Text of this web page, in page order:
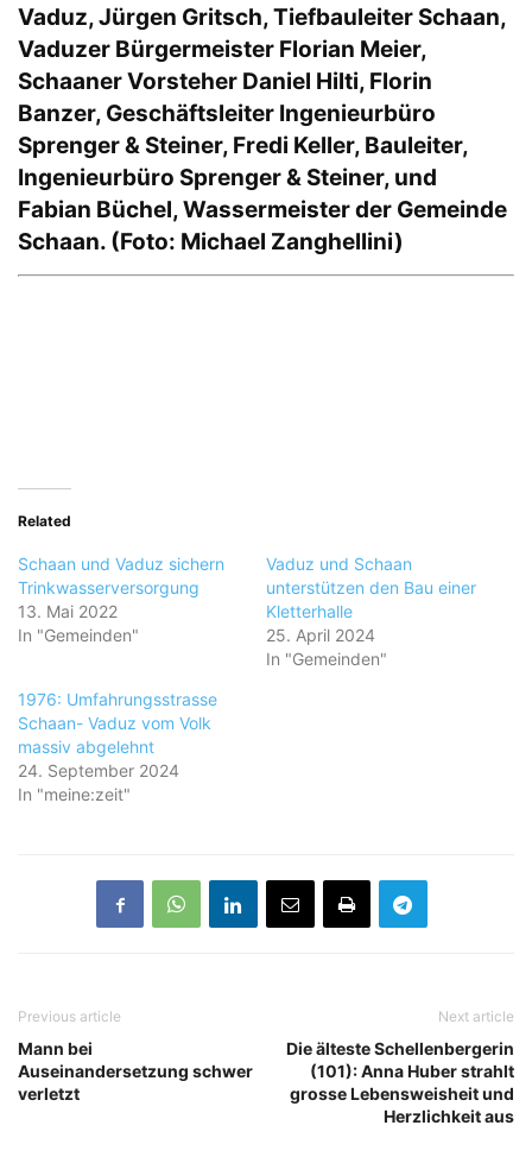
Vaduz, Jürgen Gritsch, Tiefbauleiter Schaan,
Vaduzer Bürgermeister Florian Meier,
Schaaner Vorsteher Daniel Hilti, Florin
Banzer, Geschäftsleiter Ingenieurbüro
Sprenger & Steiner, Fredi Keller, Bauleiter,
Ingenieurbüro Sprenger & Steiner, und
Fabian Büchel, Wassermeister der Gemeinde
Schaan. (Foto: Michael Zanghellini)
Related
Schaan und Vaduz sichern
Trinkwasserversorgung
13. Mai 2022
In "Gemeinden"
Vaduz und Schaan
unterstützen den Bau einer
Kletterhalle
25. April 2024
In "Gemeinden"
1976: Umfahrungsstrasse
Schaan- Vaduz vom Volk
massiv abgelehnt
24. September 2024
In "meine:zeit"
Previous article
Mann bei
Auseinandersetzung schwer
verletzt
Next article
Die älteste Schellenbergerin
(101): Anna Huber strahlt
grosse Lebensweisheit und
Herzlichkeit aus